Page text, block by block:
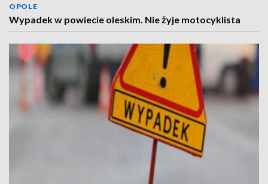
OPOLE
Wypadek w powiecie oleskim. Nie żyje motocyklista